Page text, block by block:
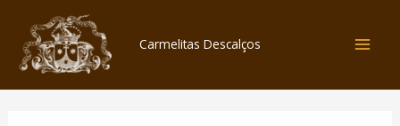
content
Carmelitas Descalços